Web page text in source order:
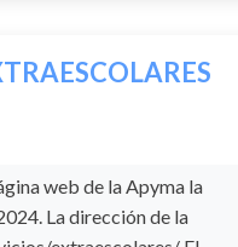
web de la Apyma la
La dirección de la